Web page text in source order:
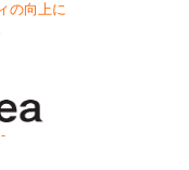
の向上に